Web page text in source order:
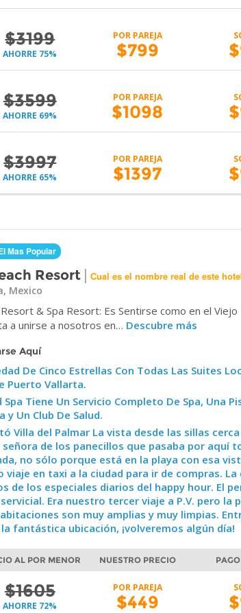
$3199
AHORRE 75%
POR PAREJA
$799
$3599
AHORRE 69%
POR PAREJA
$1098
$3997
AHORRE 65%
POR PAREJA
$1397
Mas Popular
Resort | Cual es el nombre real de este
Mexico
& Spa Resort: Es Sentirse como en el
a unirse a nosotros en… Descubre más
Aquí
De Cinco Estrellas Con Todas Las Suites
Puerto Vallarta.
Spa Tiene Un Servicio Completo De Spa, Una
y Un Club De Salud.
Villa del Palmar La vista desde las sillas
de los panecillos que pasaba por aquí
no sólo porque está en la playa con esa
viaje en taxi a la ciudad para ir de compras.
de los especiales diarios del happy hour. El
Era nuestro tercer viaje a P.V. pero la
son muy amplias y muy limpias.
fantástica ubicación, ¡volveremos algún día!
AL POR MENOR
$1605
AHORRE 72%
NUESTRO PRECIO
POR PAREJA
$449